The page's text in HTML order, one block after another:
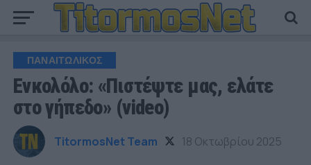
ΠΑΝΑΙΤΩΛΙΚΟΣ
Ενκολόλο: «Πιστέψτε μας, ελάτε
στο γήπεδο» (video)
TitormosNet Team 18 Οκτωβρίου 2025